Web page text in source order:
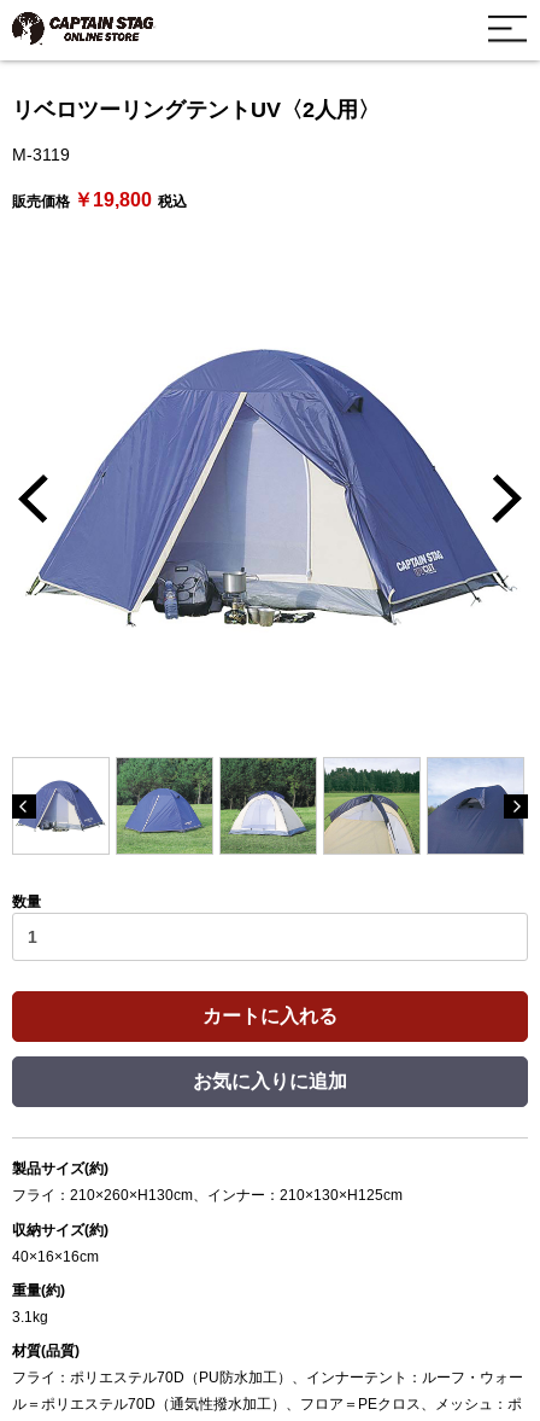
リベロツーリングテントUV〈2人用〉
M-3119
販売価格 ￥19,800 税込
数量
カートに入れる
お気に入りに追加
製品サイズ(約)
フライ：210×260×H130cm、インナー：210×130×H125cm
収納サイズ(約)
40×16×16cm
重量(約)
3.1kg
材質(品質)
フライ：ポリエステル70D（PU防水加工）、インナーテント：ルーフ・ウォー
ル＝ポリエステル70D（通気性撥水加工）、フロア＝PEクロス、メッシュ：ポ